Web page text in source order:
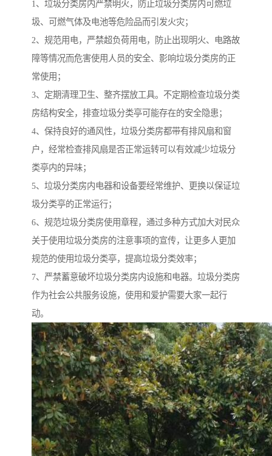
1、垃圾分类房内严禁明火，防止垃圾分类房内可燃垃
圾、可燃气体及电池等危险品而引发火灾；
2、规范用电，严禁超负荷用电，防止出现明火、电路故
障等情况而危害使用人员的安全、影响垃圾分类房的正
常使用；
3、定期清理卫生、整齐摆放工具。不定期检查垃圾分类
房结构安全，排查垃圾分类亭可能存在的安全隐患；
4、保持良好的通风性，垃圾分类房都带有排风扇和窗
户，经常检查排风扇是否正常运转可以有效减少垃圾分
类亭内的异味；
5、垃圾分类房内电器和设备要经常维护、更换以保证垃
圾分类亭的正常运行；
6、规范垃圾分类房使用章程，通过多种方式加大对民众
关于使用垃圾分类房的注意事项的宣传，让更多人更加
规范的使用垃圾分类亭，提高垃圾分类效率；
7、严禁蓄意破坏垃圾分类房内设施和电器。垃圾分类房
作为社会公共服务设施，使用和爱护需要大家一起行
动。